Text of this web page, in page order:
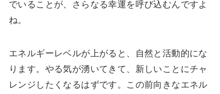
でいることが、さらなる幸運を呼び込むんですよ
ね。
エネルギーレベルが上がると、自然と活動的にな
ります。やる気が湧いてきて、新しいことにチャ
レンジしたくなるはずです。この前向きなエネル